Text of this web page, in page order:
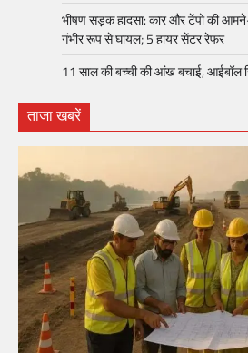
भीषण सड़क हादसा: कार और टेंपो की
गंभीर रूप से घायल; 5 हायर सेंटर रेफर​
11 साल की बच्ची की आंख बचाई, आईबॉल
ताजा खबरें